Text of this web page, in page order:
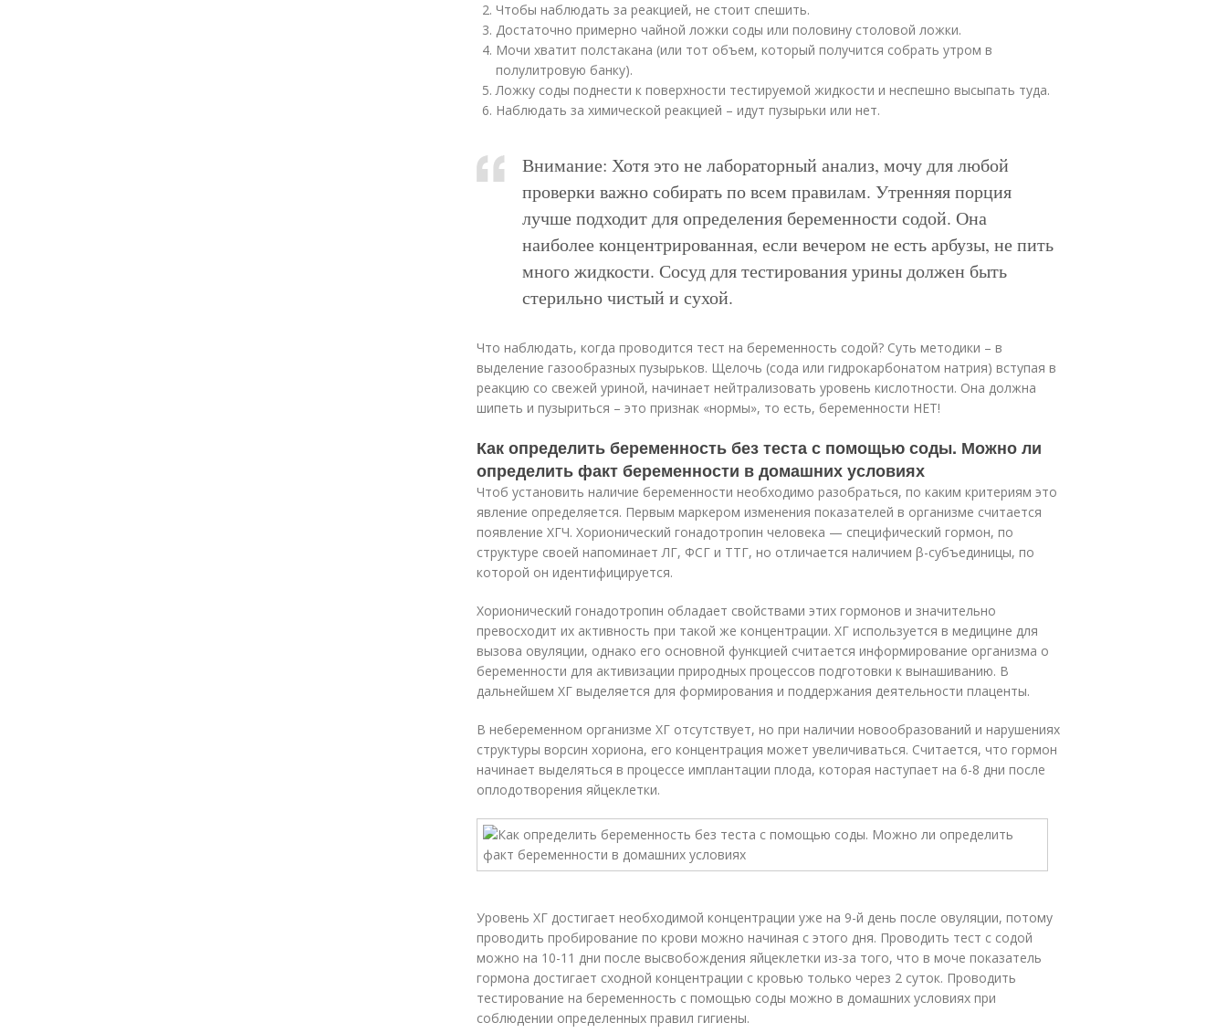
Чтобы наблюдать за реакцией, не стоит спешить.
Достаточно примерно чайной ложки соды или половину столовой ложки.
Мочи хватит полстакана (или тот объем, который получится собрать утром в
полулитровую банку).
Ложку соды поднести к поверхности тестируемой жидкости и неспешно высыпать туда.
Наблюдать за химической реакцией – идут пузырьки или нет.
Внимание: Хотя это не лабораторный анализ, мочу для любой
проверки важно собирать по всем правилам. Утренняя порция
лучше подходит для определения беременности содой. Она
наиболее концентрированная, если вечером не есть арбузы, не пить
много жидкости. Сосуд для тестирования урины должен быть
стерильно чистый и сухой.
Что наблюдать, когда проводится тест на беременность содой? Суть методики – в
выделение газообразных пузырьков. Щелочь (сода или гидрокарбонатом натрия) вступая в
реакцию со свежей уриной, начинает нейтрализовать уровень кислотности. Она должна
шипеть и пузыриться – это признак «нормы», то есть, беременности НЕТ!
Как определить беременность без теста с помощью соды. Можно ли
определить факт беременности в домашних условиях
Чтоб установить наличие беременности необходимо разобраться, по каким критериям это
явление определяется. Первым маркером изменения показателей в организме считается
появление ХГЧ. Хорионический гонадотропин человека — специфический гормон, по
структуре своей напоминает ЛГ, ФСГ и ТТГ, но отличается наличием β-субъединицы, по
которой он идентифицируется.
Хорионический гонадотропин обладает свойствами этих гормонов и значительно
превосходит их активность при такой же концентрации. ХГ используется в медицине для
вызова овуляции, однако его основной функцией считается информирование организма о
беременности для активизации природных процессов подготовки к вынашиванию. В
дальнейшем ХГ выделяется для формирования и поддержания деятельности плаценты.
В небеременном организме ХГ отсутствует, но при наличии новообразований и нарушениях
структуры ворсин хориона, его концентрация может увеличиваться. Считается, что гормон
начинает выделяться в процессе имплантации плода, которая наступает на 6-8 дни после
оплодотворения яйцеклетки.
Уровень ХГ достигает необходимой концентрации уже на 9-й день после овуляции, потому
проводить пробирование по крови можно начиная с этого дня. Проводить тест с содой
можно на 10-11 дни после высвобождения яйцеклетки из-за того, что в моче показатель
гормона достигает сходной концентрации с кровью только через 2 суток. Проводить
тестирование на беременность с помощью соды можно в домашних условиях при
соблюдении определенных правил гигиены.